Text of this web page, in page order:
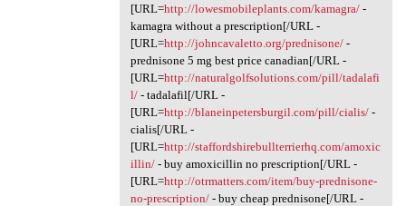
[URL=http://lowesmobileplants.com/kamagra/-
kamagra without a prescription[/URL -
[URL=http://johncavaletto.org/prednisone/-
prednisone 5 mg best price canadian[/URL -
[URL=http://naturalgolfsolutions.com/pill/tadalafi
l/- tadalafil[/URL -
[URL=http://blaneinpetersburgil.com/pill/cialis/-
cialis[/URL -
[URL=http://staffordshirebullterrierhq.com/amoxic
illin/- buy amoxicillin no prescription[/URL -
[URL=http://otrmatters.com/item/buy-prednisone-
no-prescription/- buy cheap prednisone[/URL -